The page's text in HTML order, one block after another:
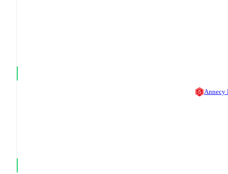
Annecy